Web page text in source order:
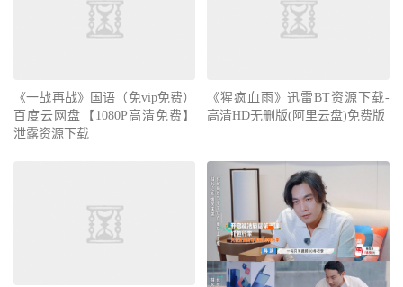
《一战再战》国语（免vip免费）
百度云网盘【1080P高清免费】
泄露资源下载
《猩疯血雨》迅雷BT资源下载-
高清HD无删版(阿里云盘)免费版